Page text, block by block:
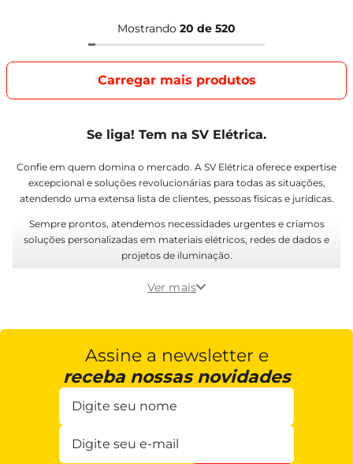
Mostrando 20 de 520
Se liga! Tem na SV Elétrica.
Confie em quem domina o mercado. A SV Elétrica oferece expertise
excepcional e soluções revolucionárias para todas as situações,
atendendo uma extensa lista de clientes, pessoas físicas e jurídicas.
Sempre prontos, atendemos necessidades urgentes e criamos
soluções personalizadas em materiais elétricos, redes de dados e
projetos de iluminação.
Ligue agora ou venha vivenciar o diferencial que só a SV proporciona
para você.
Ver mais
Assine a newsletter e
receba nossas novidades